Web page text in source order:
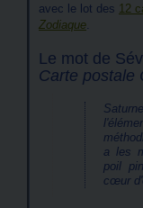
avec le lot des 12
Zodiaque.
Le mot de
Carte postale
a les
poil
cœur